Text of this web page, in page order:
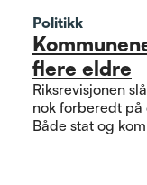
Politikk
flere eldre
Riksrevisjonen
nok forberedt på
Både stat og